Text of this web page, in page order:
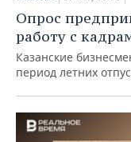
Опрос
работу с
Казанские
период летних